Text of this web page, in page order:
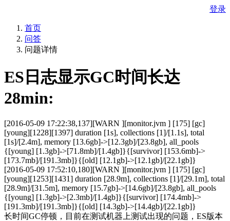
登录
首页
问答
问题详情
ES日志显示GC时间长达
28min:
[2016-05-09 17:22:38,137][WARN ][monitor.jvm ] [175] [gc]
[young][1228][1397] duration [1s], collections [1]/[1.1s], total
[1s]/[2.4m], memory [13.6gb]->[12.3gb]/[23.8gb], all_pools
{[young] [1.3gb]->[71.8mb]/[1.4gb]}{[survivor] [153.6mb]->
[173.7mb]/[191.3mb]}{[old] [12.1gb]->[12.1gb]/[22.1gb]}
[2016-05-09 17:52:10,180][WARN ][monitor.jvm ] [175] [gc]
[young][1253][1431] duration [28.9m], collections [1]/[29.1m], total
[28.9m]/[31.5m], memory [15.7gb]->[14.6gb]/[23.8gb], all_pools
{[young] [1.3gb]->[2.3mb]/[1.4gb]}{[survivor] [174.4mb]->
[191.3mb]/[191.3mb]}{[old] [14.3gb]->[14.4gb]/[22.1gb]}
长时间GC停顿，目前在测试机器上测试出现的问题，ES版本